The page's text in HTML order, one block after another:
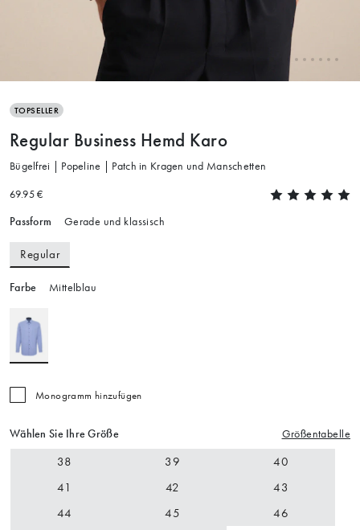
TOPSELLER
Regular Business Hemd Karo
Bügelfrei | Popeline | Patch in Kragen und Manschetten
69.95 €
Passform Gerade und klassisch
Regular
Farbe Mittelblau
Monogramm hinzufügen
Wählen Sie Ihre Größe Größentabelle
38 39
40
41
42
43
44
45
46